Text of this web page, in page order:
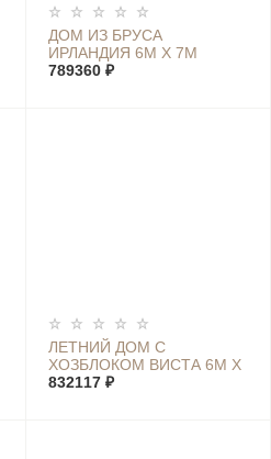
ДОМ ИЗ БРУСА
ИРЛАНДИЯ 6М Х 7М
789360 ₽
ЛЕТНИЙ ДОМ С
ХОЗБЛОКОМ ВИСТА 6М Х
7,4М
832117 ₽